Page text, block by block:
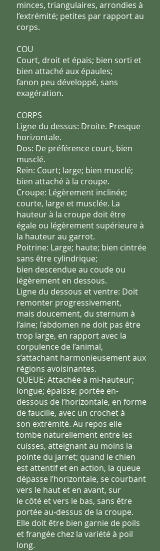
minces, triangulaires, arrondies à
l’extrémité; petites par rapport au
corps.
COU
Court, droit et épais; bien sorti et
bien attaché aux épaules;
fanon peu développé, sans
exagération.
CORPS
Ligne du dessus: Droite. Presque
horizontale.
Dos: De préférence court, bien
musclé.
Rein: Court; large; bien musclé;
bien attaché à la croupe.
Croupe: Légèrement inclinée;
courte, large et musclée. La
hauteur à la croupe doit être
égale ou légèrement supérieure à
la hauteur au garrot.
Poitrine: Large; haute; bien cintrée
sans être cylindrique;
bien descendue au coude ou
légèrement en dessous.
Ligne du dessous et ventre: Doit
remonter progressivement,
mais doucement, du sternum à
l’aine; l’abdomen ne doit pas être
trop large, en rapport avec la
corpulence de l’animal,
s’attachant harmonieusement aux
régions avoisinantes.
QUEUE: Attachée à mi-hauteur;
longue; épaisse; portée en-
dessous de l’horizontale, en forme
de faucille, avec un crochet à
son extrémité. Au repos elle
tombe naturellement entre les
cuisses, atteignant au moins la
pointe du jarret; quand le chien
est attentif et en action, la queue
dépasse l’horizontale, se courbant
vers le haut et en avant, sur
le côté et vers le bas, sans être
portée au-dessus de la croupe.
Elle doit être bien garnie de poils
et frangée chez la variété à poil
long.